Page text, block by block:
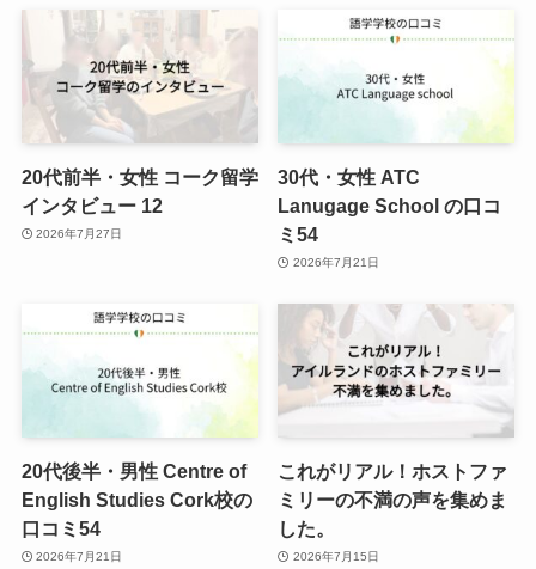
20代前半・女性 コーク留学
インタビュー 12
2026年7月27日
30代・女性 ATC
Lanugage School の口コ
ミ54
2026年7月21日
20代後半・男性 Centre of
English Studies Cork校の
口コミ54
2026年7月21日
これがリアル！ホストファ
ミリーの不満の声を集めま
した。
2026年7月15日